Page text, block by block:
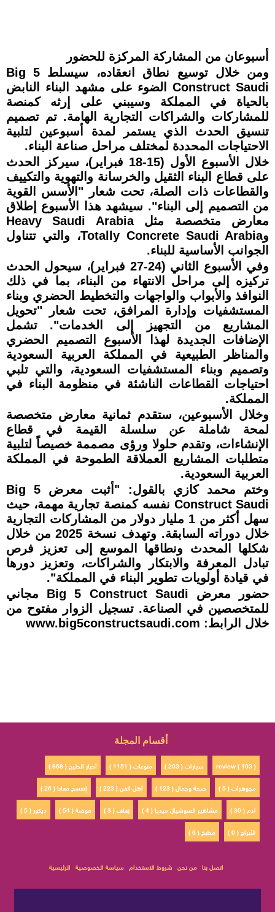
أسبوعان من المشاركة المركزة للحضور
ومن خلال توسيع نطاق انعقاده، سيسلط Big 5
Construct Saudi الضوء على مشهد البناء النابض
بالحياة في المملكة وسيبني على إرثه كمنصة
للمشاركات والشراكات التجارية الهامة. تم تصميم
تنسيق الحدث الذي يستمر لمدة أسبوعين لتلبية
الاحتياجات المحددة لمختلف مراحل صناعة البناء.
خلال الأسبوع الأول (15-18 فبراير)، سيركز الحدث
على قطاع البناء الثقيل والخرسانة والتهوية والتكييف
والقطاعات ذات الصلة، تحت شعار "الأسس القوية
من التصميم إلى البناء". سيشهد هذا الأسبوع إطلاق
معارض متخصصة مثل Heavy Saudi Arabia
وTotally Concrete Saudi Arabia، والتي تتناول
الجوانب الأساسية للبناء.
وفي الأسبوع الثاني (24-27 فبراير)، سيحول الحدث
تركيزه إلى مراحل الانتهاء من البناء، بما في ذلك
النوافذ والأبواب والواجهات والتخطيط الحضري وبناء
المستشفيات وإدارة المرافق، تحت شعار "تحويل
المشاريع من التجهيز إلى الخدمات". تشمل
الإضافات الجديدة لهذا الأسبوع التصميم الحضري
والمناظر الطبيعية في المملكة العربية السعودية
وتصميم وبناء المستشفيات السعودية، والتي تلبي
احتياجات القطاعات الناشئة في منظومة البناء في
المملكة.
وخلال الأسبوعين، ستقدم ثمانية معارض متخصصة
لمحة شاملة عن سلسلة القيمة في قطاع
الإنشاءات، وتقدم حلولا ورؤى مصممة خصيصاً لتلبية
متطلبات المشاريع العملاقة الطموحة في المملكة
العربية السعودية.
وختم محمد كازي بالقول: "أثبت معرض Big 5
Construct Saudi نفسه كمنصة تجارية مهمة، حيث
سهل أكثر من 1 مليار دولار من المشاركات التجارية
خلال دوراته السابقة. وتهدف نسخة 2025 من خلال
شكلها المحدث ونطاقها الموسع إلى تعزيز فرص
تبادل المعرفة والابتكار والشراكات، وتعزيز دورها
في قيادة أولويات تطوير البناء في المملكة".
حضور معرض Big 5 Construct Saudi مجاني
للمتخصصين في الصناعة. تسجيل الزوار مفتوح من
خلال الرابط: www.big5constructsaudi.com
أقسام المجلة
أخبار الخليج ( 868 ) منوعات ( 1151 ) سيارات ( 203 )
review ( 103 )
إتفسح معانا ( 26 )
أهل الفن ( 223 ) صحة وجمال ( 123 )
مجوهرات ( 5 )
ديكور ( 5 )
موضة ( 54 ) زفاف ( 3 ) مشاهير السوشيال ميديا ( 4 )
ادم ( 30 )
مطبخ ( 6 )
الأبراج ( 0 )
الرئيسية سياسة الخصوصية شروط الاستخدام من نحن اتصل بنا